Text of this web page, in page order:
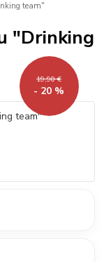
team"
"Drinking
19,90 €
- 20 %